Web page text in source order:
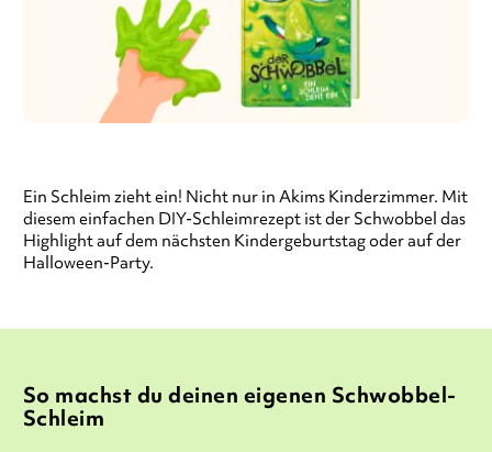
Ein Schleim zieht ein! Nicht nur in Akims Kinderzimmer. Mit
diesem einfachen DIY-Schleimrezept ist der Schwobbel das
Highlight auf dem nächsten Kindergeburtstag oder auf der
Halloween-Party.
So machst du deinen eigenen Schwobbel-
Schleim